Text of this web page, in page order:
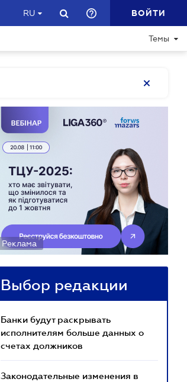
RU ВОЙТИ
Темы
Реклама
Выбор редакции
Банки будут раскрывать
исполнителям больше данных о
счетах должников
Законодательные изменения в